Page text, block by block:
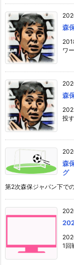
森
ワ
森
投
森
グ
第2次森保ジャパン下で
1回